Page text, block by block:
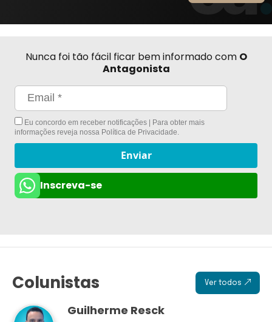
Nunca foi tão fácil ficar bem informado com O
Antagonista
Eu concordo em receber notificações | Para obter mais
informações reveja nossa Política de Privacidade.
Enviar
Inscreva-se
Colunistas Ver todos
Guilherme Resck